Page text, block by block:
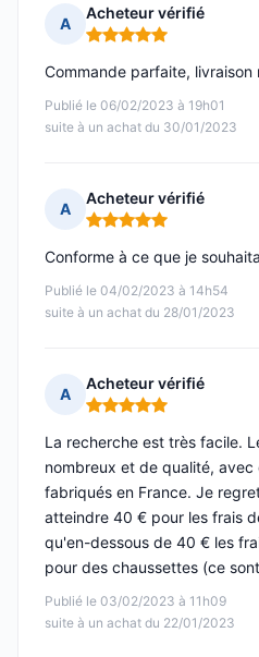
A
Acheteur vérifié
Note : 5 sur 5
Publié le 06/02/2023 à 19h01
suite à un achat du 30/01/2023
Commande parfaite, livraison
A
Acheteur vérifié
Note : 5 sur 5
Publié le 04/02/2023 à 14h54
suite à un achat du 28/01/2023
Conforme à ce que je
A
Acheteur vérifié
Note : 5 sur 5
Publié le 03/02/2023 à 11h09
suite à un achat du 22/01/2023
La recherche est très facile.
nombreux et de qualité,
fabriqués en France. Je
atteindre 40 € pour les frais
qu'en-dessous de 40 € les
pour des chaussettes (ce